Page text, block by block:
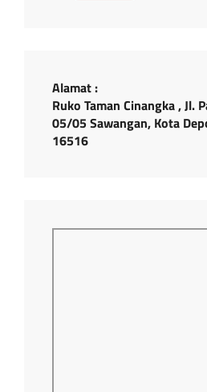
Alamat :
Ruko Taman Cinangka , Jl.
05/05 Sawangan, Kota
16516